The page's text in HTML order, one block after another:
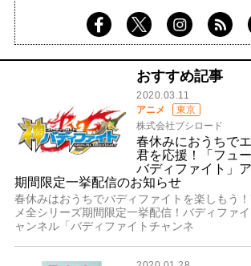
おすすめ記事
2020.03.11
アニメ
東京
株式会社ブシロード
春休みにおうちで
君を応援！「フュ
バディファイト」
期間限定一挙配信のお知らせ
春休みはおうちでバディファイトを楽しもう
メ全シリーズ期間限定一挙配信！バディファ
ャンネル「バディファイトチャンネ